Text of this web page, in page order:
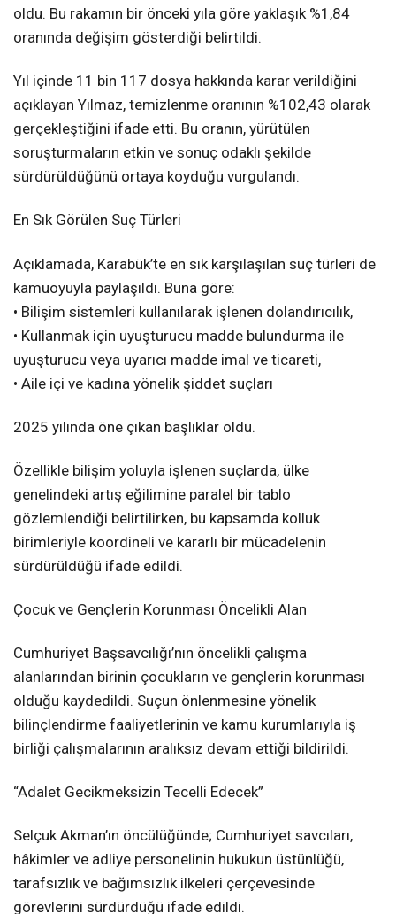
oldu. Bu rakamın bir önceki yıla göre yaklaşık %1,84
oranında değişim gösterdiği belirtildi.
Yıl içinde 11 bin 117 dosya hakkında karar verildiğini
açıklayan Yılmaz, temizlenme oranının %102,43 olarak
gerçekleştiğini ifade etti. Bu oranın, yürütülen
soruşturmaların etkin ve sonuç odaklı şekilde
sürdürüldüğünü ortaya koyduğu vurgulandı.
En Sık Görülen Suç Türleri
Açıklamada, Karabük’te en sık karşılaşılan suç türleri de
kamuoyuyla paylaşıldı. Buna göre:
• Bilişim sistemleri kullanılarak işlenen dolandırıcılık,
• Kullanmak için uyuşturucu madde bulundurma ile
uyuşturucu veya uyarıcı madde imal ve ticareti,
• Aile içi ve kadına yönelik şiddet suçları
2025 yılında öne çıkan başlıklar oldu.
Özellikle bilişim yoluyla işlenen suçlarda, ülke
genelindeki artış eğilimine paralel bir tablo
gözlemlendiği belirtilirken, bu kapsamda kolluk
birimleriyle koordineli ve kararlı bir mücadelenin
sürdürüldüğü ifade edildi.
Çocuk ve Gençlerin Korunması Öncelikli Alan
Cumhuriyet Başsavcılığı’nın öncelikli çalışma
alanlarından birinin çocukların ve gençlerin korunması
olduğu kaydedildi. Suçun önlenmesine yönelik
bilinçlendirme faaliyetlerinin ve kamu kurumlarıyla iş
birliği çalışmalarının aralıksız devam ettiği bildirildi.
“Adalet Gecikmeksizin Tecelli Edecek”
Selçuk Akman’ın öncülüğünde; Cumhuriyet savcıları,
hâkimler ve adliye personelinin hukukun üstünlüğü,
tarafsızlık ve bağımsızlık ilkeleri çerçevesinde
görevlerini sürdürdüğü ifade edildi.